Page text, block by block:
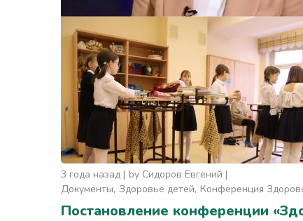
3 года назад by Сидоров Евгений
Документы Здоровье детей Конференция
Постановление конференции